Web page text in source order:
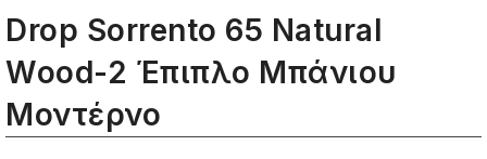
Drop Sorrento 65 Natural
Wood-2 Έπιπλο Μπάνιου
Μοντέρνο